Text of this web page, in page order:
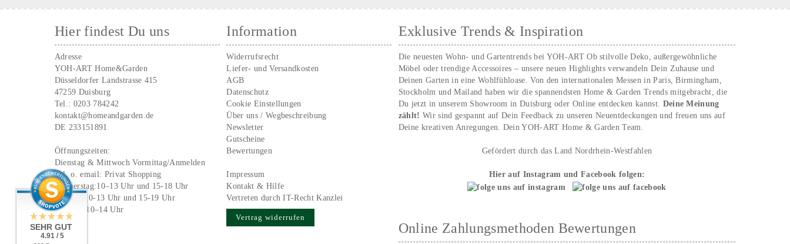
Hier findest Du uns
Adresse
YOH-ART Home&Garden
Düsseldorfer Landstrasse 415
47259 Duisburg
Tel.: 0203 784242
kontakt@homeandgarden.de
DE 233151891
Öffnungszeiten:
Dienstag & Mittwoch Vormittag/Anmelden
Tel. o. email: Privat Shopping
Donnerstag:10–13 Uhr und 15-18 Uhr
Freitag: 10-13 Uhr und 15-19 Uhr
Samstag 10–14 Uhr
Information
Widerrufsrecht
Liefer- und Versandkosten
AGB
Datenschutz
Cookie Einstellungen
Über uns / Wegbeschreibung
Newsletter
Gutscheine
Bewertungen
Impressum
Kontakt & Hilfe
Vertreten durch IT-Recht Kanzlei
Vertrag widerrufen
Exklusive Trends & Inspiration
Die neuesten Wohn- und Gartentrends bei YOH‑ART Ob stilvolle Deko, außergewöhnliche
Möbel oder trendige Accessoires – unsere neuen Highlights verwandeln Dein Zuhause und
Deinen Garten in eine Wohlfühloase. Von den internationalen Messen in Paris, Birmingham,
Stockholm und Mailand haben wir die spannendsten Home & Garden Trends mitgebracht, die
Du jetzt in unserem Showroom in Duisburg oder Online entdecken kannst. Deine Meinung
zählt!Wir sind gespannt auf Dein Feedback zu unseren Neuentdeckungen und freuen uns auf
Deine kreativen Anregungen. Dein YOH‑ART Home & Garden Team.
Gefördert durch das Land Nordrhein-Westfahlen
Hier auf Instagram und Facebook folgen:
Online Zahlungsmethoden Bewertungen
SEHR GUT
4.91 / 5